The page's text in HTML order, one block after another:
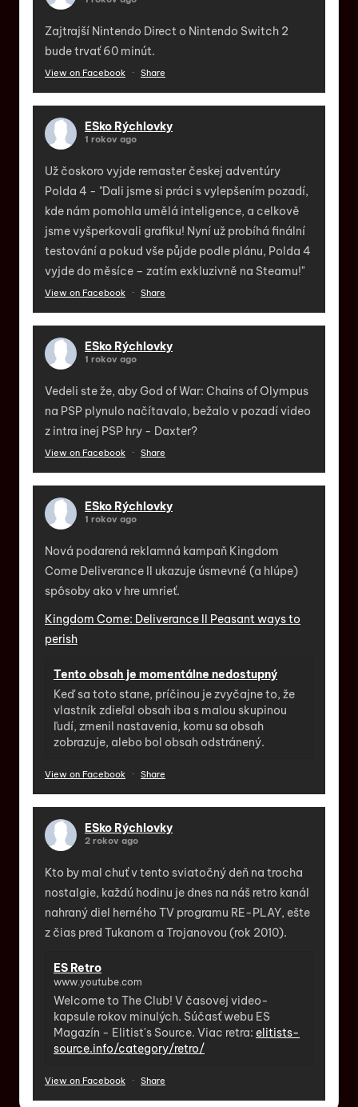
Zajtrajší Nintendo Direct o Nintendo Switch 2
bude trvať 60 minút.
View on Facebook · Share
ESko Rýchlovky
1 rokov ago
Už čoskoro vyjde remaster českej adventúry
Polda 4 - "Dali jsme si práci s vylepšením pozadí,
kde nám pomohla umělá inteligence, a celkově
jsme vyšperkovali grafiku! Nyní už probíhá finální
testování a pokud vše půjde podle plánu, Polda 4
vyjde do měsíce – zatím exkluzivně na Steamu!"
View on Facebook · Share
ESko Rýchlovky
1 rokov ago
Vedeli ste že, aby God of War: Chains of Olympus
na PSP plynulo načítavalo, bežalo v pozadí video
z intra inej PSP hry - Daxter?
View on Facebook · Share
ESko Rýchlovky
1 rokov ago
Nová podarená reklamná kampaň Kingdom
Come Deliverance II ukazuje úsmevné (a hlúpe)
spôsoby ako v hre umrieť.
Kingdom Come: Deliverance II Peasant ways to
perish
Tento obsah je momentálne nedostupný
Keď sa toto stane, príčinou je zvyčajne to, že
vlastník zdieľal obsah iba s malou skupinou
ľudí, zmenil nastavenia, komu sa obsah
zobrazuje, alebo bol obsah odstránený.
View on Facebook · Share
ESko Rýchlovky
2 rokov ago
Kto by mal chuť v tento sviatočný deň na trocha
nostalgie, každú hodinu je dnes na náš retro kanál
nahraný diel herného TV programu RE-PLAY, ešte
z čias pred Tukanom a Trojanovou (rok 2010).
ES Retro
www.youtube.com
Welcome to The Club! V časovej video-
kapsule rokov minulých. Súčasť webu ES
Magazín - Elitist's Source. Viac retra: elitists-
source.info/category/retro/
View on Facebook · Share